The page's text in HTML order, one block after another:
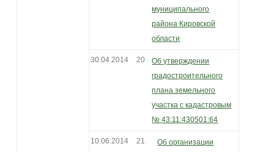
муниципального
района Кировской
области
30.04.2014 20
Об утверждении
градостроительного
плана земельного
участка с кадастровым
№ 43:11:430501:64
10.06.2014 21
Об организации